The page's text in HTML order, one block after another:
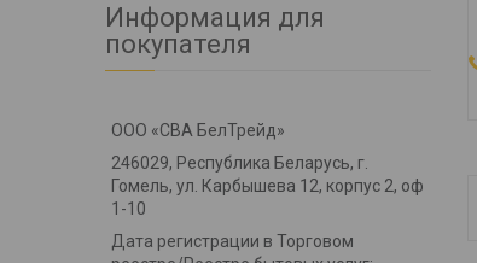
Информация для
покупателя
ООО «СВА БелТрейд»
246029, Республика Беларусь, г.
Гомель, ул. Карбышева 12, корпус 2, оф
1-10
Дата регистрации в Торговом